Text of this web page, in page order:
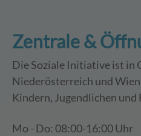
Zentrale &
Die Soziale Initiative ist in
Niederösterreich und
Kindern, Jugendlichen
Mo - Do: 08:00-16:00 Uhr